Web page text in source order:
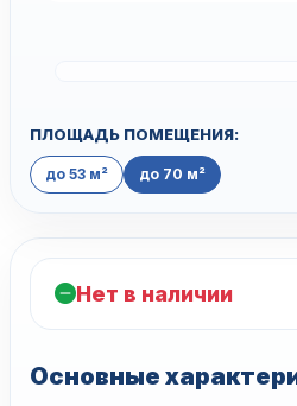
ПЛОЩАДЬ ПОМЕЩЕНИЯ:
до 53 м² до 70 м²
Нет в наличии
Основные